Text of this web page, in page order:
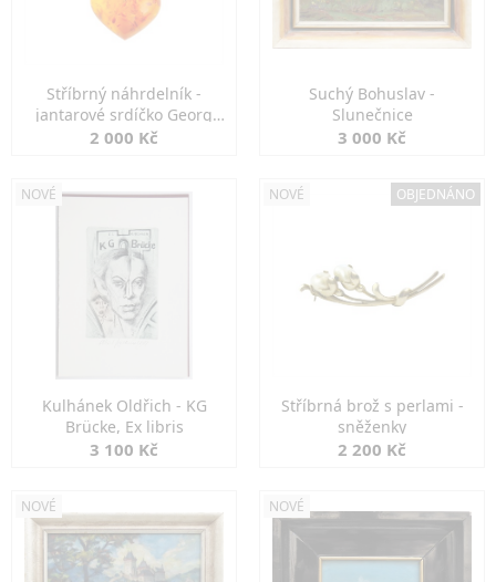
Stříbrný náhrdelník -
jantarové srdíčko Georg
Kramer
2 000 Kč
Suchý Bohuslav -
Slunečnice
3 000 Kč
NOVÉ
Kulhánek Oldřich - KG
Brücke, Ex libris
3 100 Kč
NOVÉ OBJEDNÁNO
Stříbrná brož s perlami -
sněženky
2 200 Kč
NOVÉ NOVÉ